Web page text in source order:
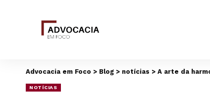
Advocacia em Foco > Blog > notícias > A arte da
NOTÍCIAS